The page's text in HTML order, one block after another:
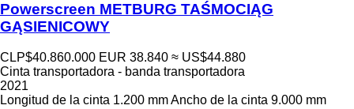
Powerscreen METBURG TAŚMOCIĄG
GĄSIENICOWY
CLP$40.860.000 EUR 38.840 ≈ US$44.880
Cinta transportadora - banda transportadora
2021
Longitud de la cinta 1.200 mmAncho de la cinta 9.000 mm